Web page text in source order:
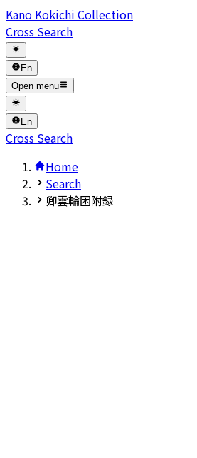
Kano Kokichi Collection
Cross Search
En
Open menu
En
Cross Search
Home
Search
卿雲輪困附録